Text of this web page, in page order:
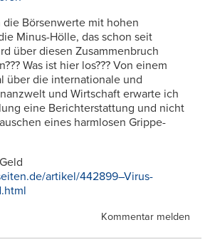
Börsenwerte mit hohen
Minus-Hölle, das schon seit
über diesen Zusammenbruch
Was ist hier los??? Von einem
über die internationale und
und Wirtschaft erwarte ich
eine Berichterstattung und nicht
eines harmlosen Grippe-
artikel/442899–Virus-
Kommentar melden